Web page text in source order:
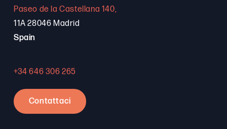
Paseo de la Castellana 140,
11A 28046 Madrid
Spain
+34 646 306 265
Contattaci